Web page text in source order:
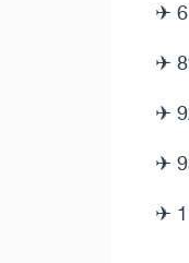
✈
✈
✈
✈
✈